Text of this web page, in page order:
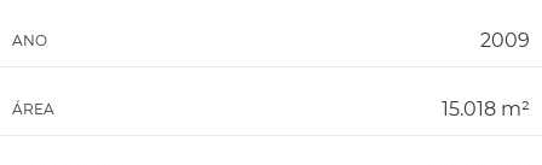
ANO 2009
ÁREA 15.018 m²